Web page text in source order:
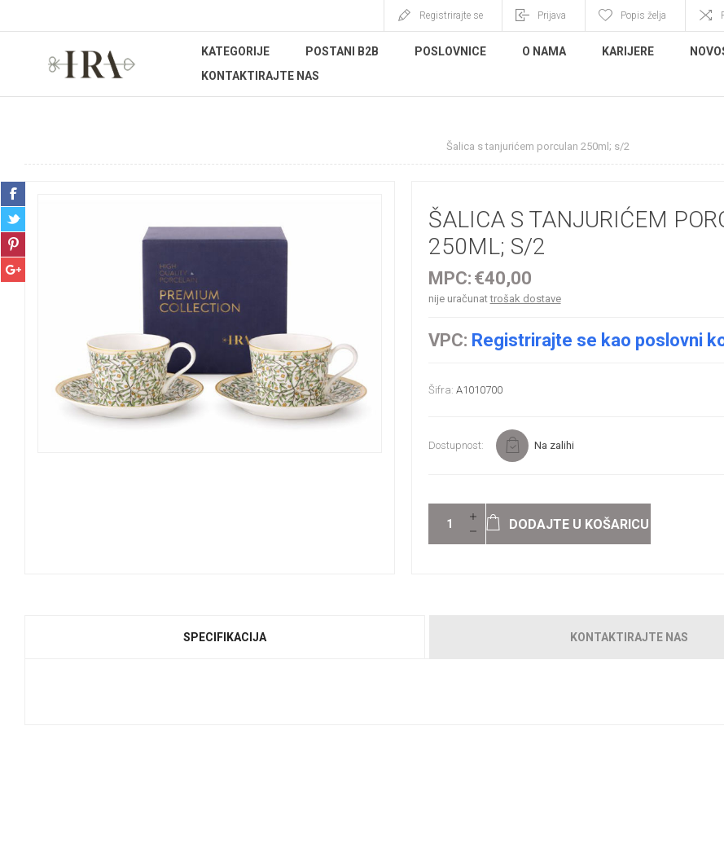
Registrirajte se Prijava Popis želja
KATEGORIJE POSTANI B2B POSLOVNICE O NAMA KARIJERE
KONTAKTIRAJTE NAS
Šalica s tanjurićem porculan 250ml; s/2
ŠALICA S TANJURIĆEM
250ML; S/2
MPC: €40,00
nije uračunattrošak dostave
VPC: Registrirajte se kao poslovni
Šifra: A1010700
Dostupnost: Na zalihi
DODAJTE U KOŠARICU
SPECIFIKACIJA KONTAKTIRAJTE NAS